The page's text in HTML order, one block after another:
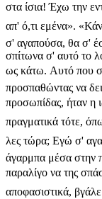
στα ίσια! Έχω την
απ' ό,τι εμένα».
σ' αγαπούσα, θα σ'
σπίτωνα σ' αυτό το
ως κάτω. Αυτό που
προσπαθώντας να
προσωπίδας, ήταν
πραγματικά τότε,
λες τώρα; Εγώ σ'
άγαρμπα μέσα στην
παραλίγο να της
αποφασιστικά,